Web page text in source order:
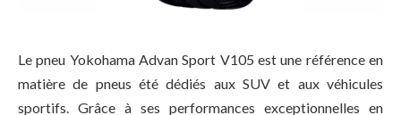
Le pneu Yokohama Advan Sport V105 est une référence en
matière de pneus été dédiés aux SUV et aux véhicules
sportifs. Grâce à ses performances exceptionnelles en